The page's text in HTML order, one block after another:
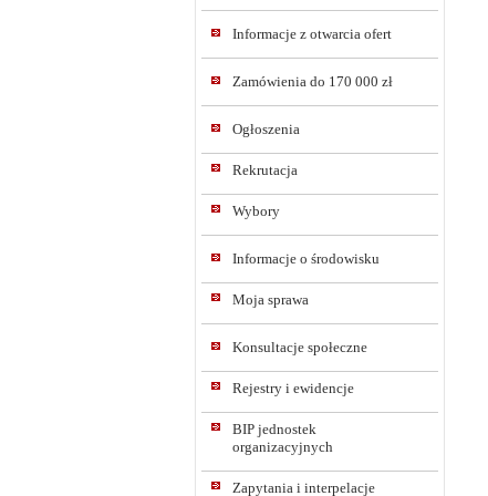
Informacje z otwarcia ofert
Zamówienia do 170 000 zł
Ogłoszenia
Rekrutacja
Wybory
Informacje o środowisku
Moja sprawa
Konsultacje społeczne
Rejestry i ewidencje
BIP jednostek
organizacyjnych
Zapytania i interpelacje